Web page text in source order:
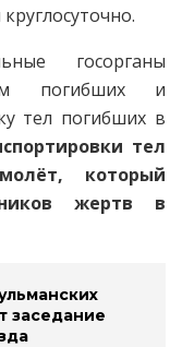
госорганы
погибших и
тел погибших в
тел
который
жертв в
заседание